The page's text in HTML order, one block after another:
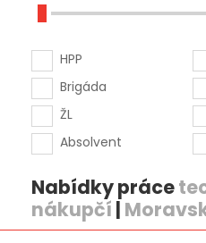
HPP
Brigáda
ŽL
Absolvent
Nabídky práce
nákupčí |